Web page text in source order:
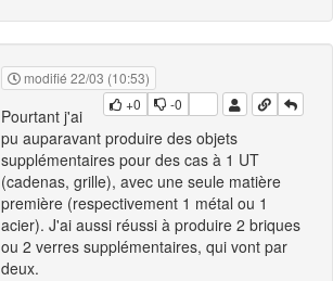
modifié 22/03 (10:53)
+0
-0
Pourtant j'ai
pu auparavant produire des objets
supplémentaires pour des cas à 1 UT
(cadenas, grille), avec une seule matière
première (respectivement 1 métal ou 1
acier). J'ai aussi réussi à produire 2 briques
ou 2 verres supplémentaires, qui vont par
deux.